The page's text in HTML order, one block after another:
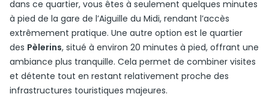
dans ce quartier, vous êtes à seulement quelques minutes
à pied de la gare de l’Aiguille du Midi, rendant l’accès
extrêmement pratique. Une autre option est le quartier
des Pèlerins, situé à environ 20 minutes à pied, offrant une
ambiance plus tranquille. Cela permet de combiner visites
et détente tout en restant relativement proche des
infrastructures touristiques majeures.